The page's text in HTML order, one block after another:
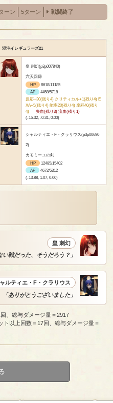
ーン 5ターン 戦闘終了
混沌イレギュラーズ21
皇 刺幻(p3p007840)
六天回帰
HP
8618/11185
AP
4458/5718
反応+30(残り4) クリティカル+1(残り4) E
XA+5(残り4) 能率20(残り4) 摩耗40(残り
4)
失血(残り3) 流血(残り1)
(-15.32, -0.31, 0.00)
シャルティエ・F・クラリウス(p3p00690
2)
カモミーユの剣
HP
12485/15402
AP
4672/5312
(-13.88, 1.07, 0.00)
皇 刺幻
い戦だった、そうだろう？」
ルティエ・F・クラリウス
「ありがとうございました」
、総与ダメージ量＝2917
ト以上回数＝17回、総与ダメージ量＝